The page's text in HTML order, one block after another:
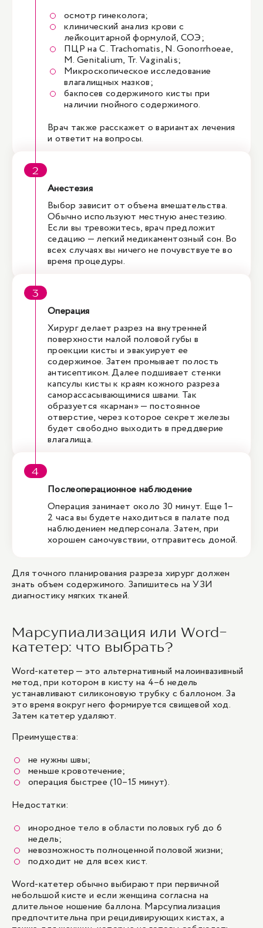
осмотр гинеколога;
клинический анализ крови с
лейкоцитарной формулой, СОЭ;
ПЦР на C. Trachomatis, N. Gonorrhoeae,
M. Genitalium, Tr. Vaginalis;
Микроскопическое исследование
влагалищных мазков;
бакпосев содержимого кисты при
наличии гнойного содержимого.
Врач также расскажет о вариантах лечения
и ответит на вопросы.
Анестезия
Выбор зависит от объема вмешательства.
Обычно используют местную анестезию.
Если вы тревожитесь, врач предложит
седацию — легкий медикаментозный сон. Во
всех случаях вы ничего не почувствуете во
время процедуры.
Операция
Хирург делает разрез на внутренней
поверхности малой половой губы в
проекции кисты и эвакуирует ее
содержимое. Затем промывает полость
антисептиком. Далее подшивает стенки
капсулы кисты к краям кожного разреза
саморассасывающимися швами. Так
образуется «карман» — постоянное
отверстие, через которое секрет железы
будет свободно выходить в преддверие
влагалища.
Послеоперационное наблюдение
Операция занимает около 30 минут. Еще 1–
2 часа вы будете находиться в палате под
наблюдением медперсонала. Затем, при
хорошем самочувствии, отправитесь домой.
Для точного планирования разреза хирург должен
знать объем содержимого. Запишитесь наУЗИ
диагностику мягких тканей.
Марсупиализация или Word-
катетер: что выбрать?
Word-катетер — это альтернативный малоинвазивный
метод, при котором в кисту на 4–6 недель
устанавливают силиконовую трубку с баллоном. За
это время вокруг него формируется свищевой ход.
Затем катетер удаляют.
Преимущества:
не нужны швы;
меньше кровотечение;
операция быстрее (10–15 минут).
Недостатки:
инородное тело в области половых губ до 6
недель;
невозможность полноценной половой жизни;
подходит не для всех кист.
Word-катетер обычно выбирают при первичной
небольшой кисте и если женщина согласна на
длительное ношение баллона. Марсупиализация
предпочтительна при рецидивирующих кистах, а